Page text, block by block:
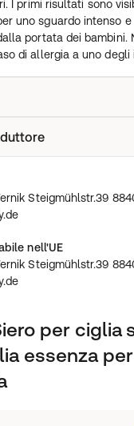
I primi risultati sono
uno sguardo intenso e
portata dei bambini.
di allergia a uno degli
Butylene Glycol,
4, Serisin,
Extract, Scutellaria
Root Extract, Licorice
Wernik Steigmühlstr.39
Steigmühlstr.39
nell'UE
Steigmühlstr.39
per ciglia
essenza